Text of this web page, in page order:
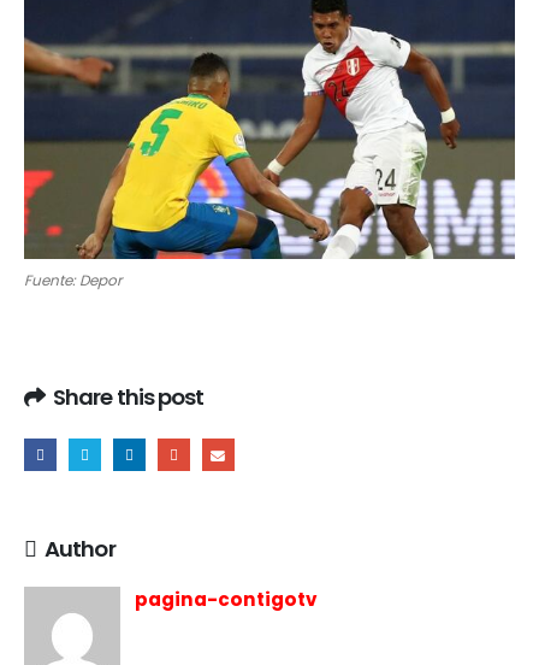
Fuente: Depor
Share this post
Author
pagina-contigotv